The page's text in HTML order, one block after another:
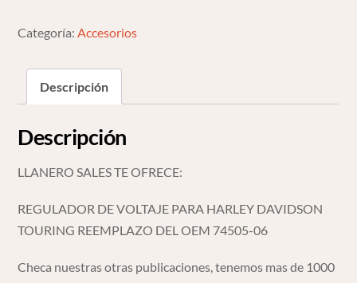
Categoría: Accesorios
Descripción
Descripción
LLANERO SALES TE OFRECE:
REGULADOR DE VOLTAJE PARA HARLEY DAVIDSON
TOURING REEMPLAZO DEL OEM 74505-06
Checa nuestras otras publicaciones, tenemos mas de 1000